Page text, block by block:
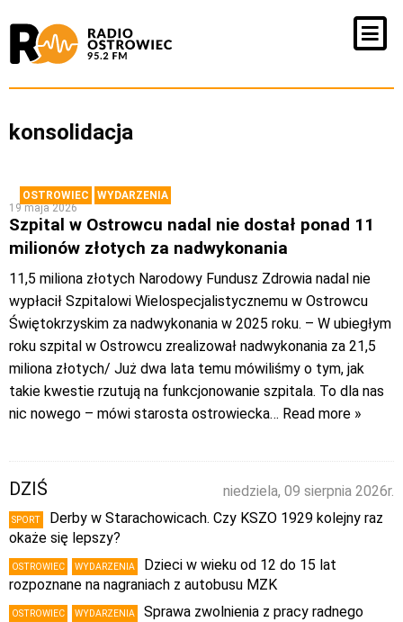
konsolidacja
OSTROWIEC
WYDARZENIA
19 maja 2026
Szpital w Ostrowcu nadal nie dostał ponad 11
milionów złotych za nadwykonania
11,5 miliona złotych Narodowy Fundusz Zdrowia nadal nie
wypłacił Szpitalowi Wielospecjalistycznemu w Ostrowcu
Świętokrzyskim za nadwykonania w 2025 roku. – W ubiegłym
roku szpital w Ostrowcu zrealizował nadwykonania za 21,5
miliona złotych/ Już dwa lata temu mówiliśmy o tym, jak
takie kwestie rzutują na funkcjonowanie szpitala. To dla nas
nic nowego – mówi starosta ostrowiecka… Read more »
niedziela, 09 sierpnia 2026r.
DZIŚ
SPORT
Derby w Starachowicach. Czy KSZO 1929 kolejny raz
okaże się lepszy?
OSTROWIEC WYDARZENIA
Dzieci w wieku od 12 do 15 lat
rozpoznane na nagraniach z autobusu MZK
OSTROWIEC WYDARZENIA
Sprawa zwolnienia z pracy radnego